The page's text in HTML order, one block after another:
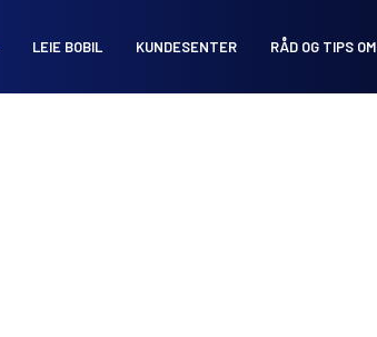
LEIE BOBIL KUNDESENTER RÅD OG TIPS